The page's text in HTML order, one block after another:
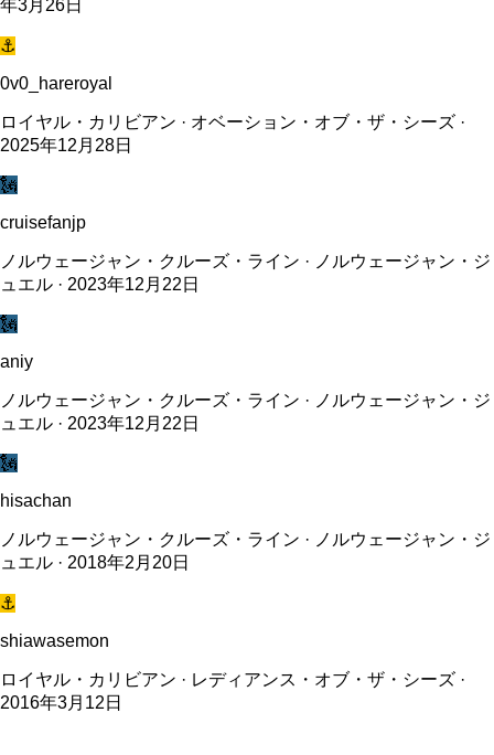
年3月26日
⚓
0v0_hareroyal
ロイヤル・カリビアン · オベーション・オブ・ザ・シーズ ·
2025年12月28日
🗽
cruisefanjp
ノルウェージャン・クルーズ・ライン · ノルウェージャン・ジ
ュエル · 2023年12月22日
🗽
aniy
ノルウェージャン・クルーズ・ライン · ノルウェージャン・ジ
ュエル · 2023年12月22日
🗽
hisachan
ノルウェージャン・クルーズ・ライン · ノルウェージャン・ジ
ュエル · 2018年2月20日
⚓
shiawasemon
ロイヤル・カリビアン · レディアンス・オブ・ザ・シーズ ·
2016年3月12日